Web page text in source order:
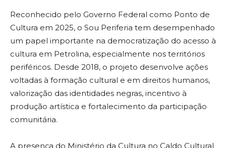
Reconhecido pelo Governo Federal como Ponto de
Cultura em 2025, o Sou Periferia tem desempenhado
um papel importante na democratização do acesso à
cultura em Petrolina, especialmente nos territórios
periféricos. Desde 2018, o projeto desenvolve ações
voltadas à formação cultural e em direitos humanos,
valorização das identidades negras, incentivo à
produção artística e fortalecimento da participação
comunitária.
A presença do Ministério da Cultura no Caldo Cultural